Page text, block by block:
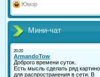
Юмор
Мини-чат